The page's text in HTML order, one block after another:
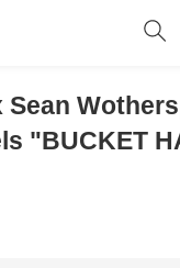
Sean
"BUCKET